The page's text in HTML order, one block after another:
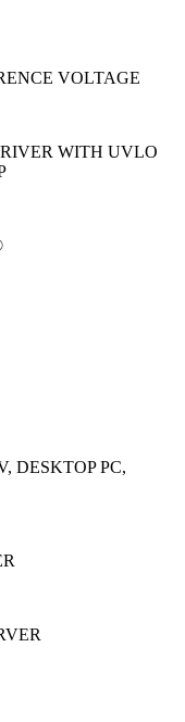
VOLTAGE
WITH UVLO
DESKTOP PC,